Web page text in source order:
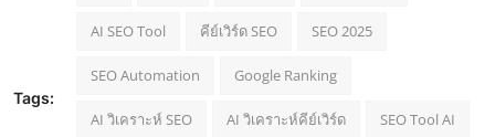
Tags:
AI SEO Tool คีย์เวิร์ด SEO SEO 2025
SEO Automation Google Ranking
AI วิเคราะห์ SEO AI วิเคราะห์คีย์เวิร์ด SEO Tool AI